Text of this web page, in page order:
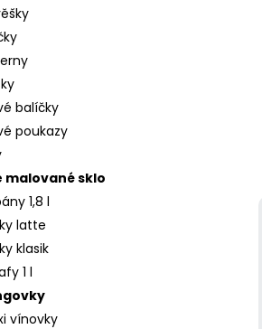
balíčky
poukazy
malované sklo
1,8 l
latte
klasik
1 l
vínovky